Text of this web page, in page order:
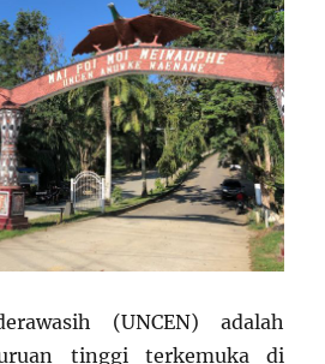
(UNCEN) adalah
tinggi terkemuka di